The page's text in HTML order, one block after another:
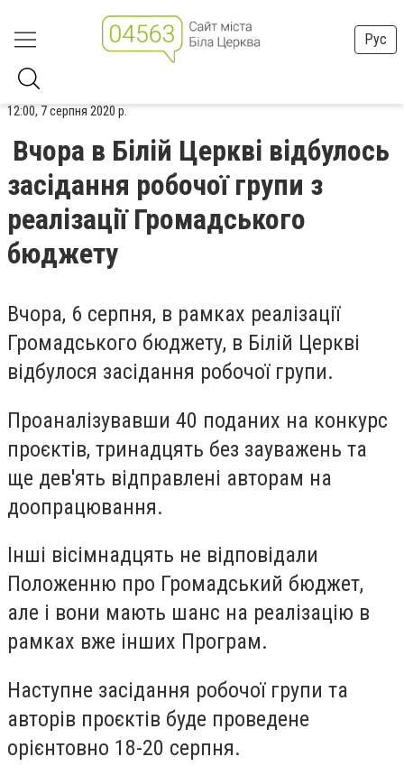
Рус
12:00, 7 серпня 2020 р.
Вчора в Білій Церкві відбулось
засідання робочої групи з
реалізації Громадського
бюджету
Вчора, 6 серпня, в рамках реалізації
Громадського бюджету, в Білій Церкві
відбулося засідання робочої групи.
Проаналізувавши 40 поданих на конкурс
проєктів, тринадцять без зауважень та
ще дев'ять відправлені авторам на
доопрацювання.
Інші вісімнадцять не відповідали
Положенню про Громадський бюджет,
але і вони мають шанс на реалізацію в
рамках вже інших Програм.
Наступне засідання робочої групи та
авторів проєктів буде проведене
орієнтовно 18-20 серпня.